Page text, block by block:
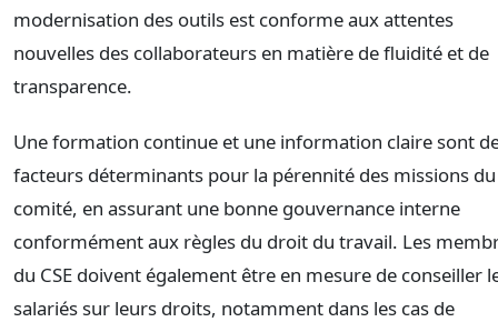
modernisation des outils est conforme aux attentes
nouvelles des collaborateurs en matière de fluidité et de
transparence.
Une formation continue et une information claire sont
facteurs déterminants pour la pérennité des missions du
comité, en assurant une bonne gouvernance interne
conformément aux règles du droit du travail. Les
du CSE doivent également être en mesure de conseiller
salariés sur leurs droits, notamment dans les cas de